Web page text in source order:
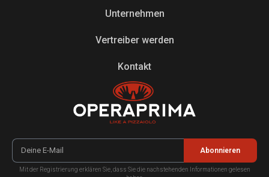
Unternehmen
Vertreiber werden
Kontakt
Abonnieren
Mit der Registrierung erklären Sie, dass Sie die nachstehenden Informationen gelesen